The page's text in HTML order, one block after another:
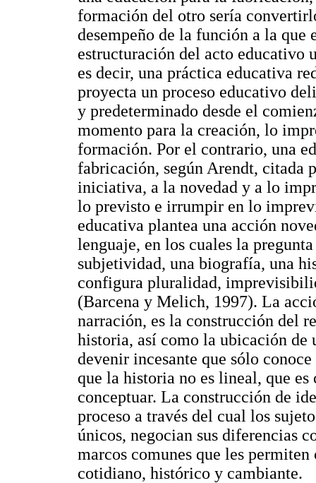
formación del otro sería
desempeño de la función a la que
estructuración del acto educativo
es decir, una práctica educativa
proyecta un proceso educativo
y predeterminado desde el
momento para la creación, lo
formación. Por el contrario, una
fabricación, según Arendt, citada
iniciativa, a la novedad y a lo
lo previsto e irrumpir en lo
educativa plantea una acción
lenguaje, en los cuales la
subjetividad, una biografía, una
configura pluralidad,
(Barcena y Melich, 1997). La
narración, es la construcción del
historia, así como la ubicación de
devenir incesante que sólo
que la historia no es lineal, que
conceptuar. La construcción de
proceso a través del cual los
únicos, negocian sus diferencias
marcos comunes que les
cotidiano, histórico y cambiante.